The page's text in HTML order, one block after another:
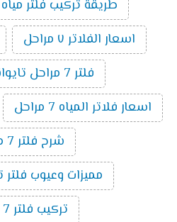
طريقة تركيب فلتر مياه 7 مراحل بالصور
اسعار الفلاتر ٧ مراحل
فلتر 7 مراحل تايواني امريكي
اسعار فلاتر المياه 7 مراحل
شرح فلتر 7 مراحل
مميزات وعيوب فلتر تانك 7
تركيب فلتر 7 مراحل